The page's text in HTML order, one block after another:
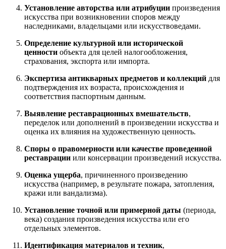
Установление авторства или атрибуции произведения
искусства при возникновении споров между
наследниками, владельцами или искусствоведами.
Определение культурной или исторической
ценности объекта для целей налогообложения,
страхования, экспорта или импорта.
Экспертиза антикварных предметов и коллекций для
подтверждения их возраста, происхождения и
соответствия паспортным данным.
Выявление реставрационных вмешательств,
переделок или дополнений в произведении искусства и
оценка их влияния на художественную ценность.
Споры о правомерности или качестве проведенной
реставрации или консервации произведений искусства.
Оценка ущерба, причиненного произведению
искусства (например, в результате пожара, затопления,
кражи или вандализма).
Установление точной или примерной даты (периода,
века) создания произведения искусства или его
отдельных элементов.
Идентификация материалов и техник,